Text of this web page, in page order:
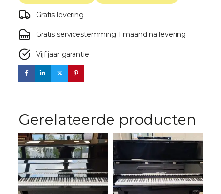
Gratis levering
Gratis servicestemming 1 maand na levering
Vijf jaar garantie
Gerelateerde producten